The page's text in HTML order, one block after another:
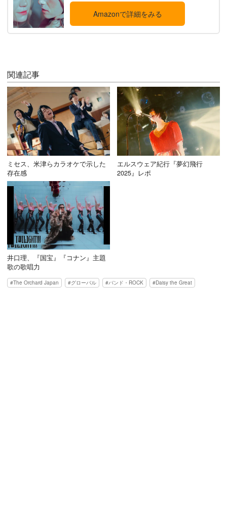
Amazonで詳細をみる
関連記事
ミセス、米津らカラオケで示した
存在感
エルスウェア紀行『夢幻飛行
2025』レポ
井口理、『国宝』『コナン』主題
歌の歌唱力
The Orchard Japan グローバル バンド・ROCK Daisy the Great